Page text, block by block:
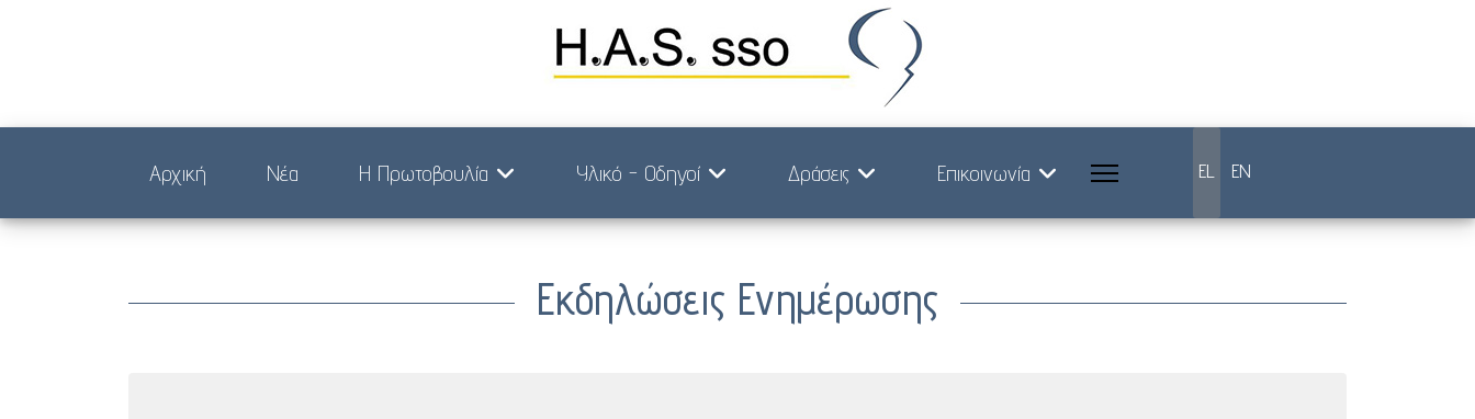
Αρχική Νέα Η Πρωτοβουλία Υλικό - Οδηγοί Δράσεις Επικοινωνία
EL
EN
Εκδηλώσεις Ενημέρωσης